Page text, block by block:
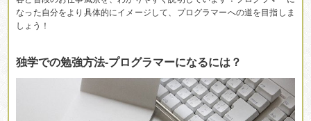
なった自分をより具体的にイメージして、プログラマーへの道を目指しま
しょう！
独学での勉強方法-プログラマーになるには？